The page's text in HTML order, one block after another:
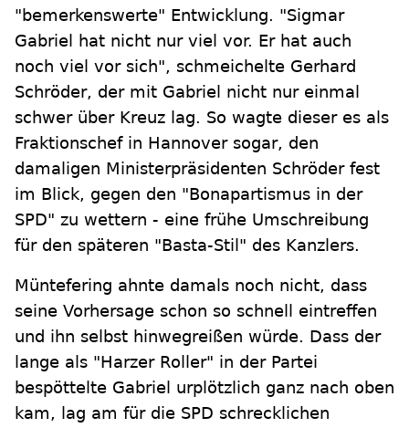
"bemerkenswerte" Entwicklung. "Sigmar
Gabriel hat nicht nur viel vor. Er hat auch
noch viel vor sich", schmeichelte Gerhard
Schröder, der mit Gabriel nicht nur einmal
schwer über Kreuz lag. So wagte dieser es als
Fraktionschef in Hannover sogar, den
damaligen Ministerpräsidenten Schröder fest
im Blick, gegen den "Bonapartismus in der
SPD" zu wettern - eine frühe Umschreibung
für den späteren "Basta-Stil" des Kanzlers.
Müntefering ahnte damals noch nicht, dass
seine Vorhersage schon so schnell eintreffen
und ihn selbst hinwegreißen würde. Dass der
lange als "Harzer Roller" in der Partei
bespöttelte Gabriel urplötzlich ganz nach oben
kam, lag am für die SPD schrecklichen